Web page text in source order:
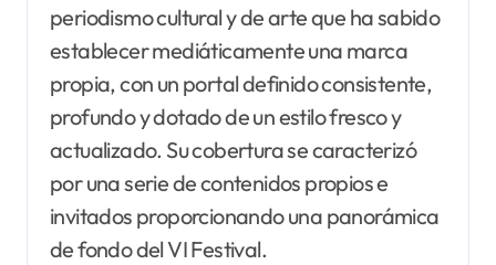
periodismo cultural y de arte que ha sabido
establecer mediáticamente una marca
propia, con un portal definido consistente,
profundo y dotado de un estilo fresco y
actualizado. Su cobertura se caracterizó
por una serie de contenidos propios e
invitados proporcionando una panorámica
de fondo del VI Festival.